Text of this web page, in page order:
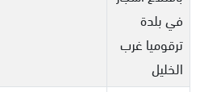
في بلدة
ترقوميا غرب
الخليل